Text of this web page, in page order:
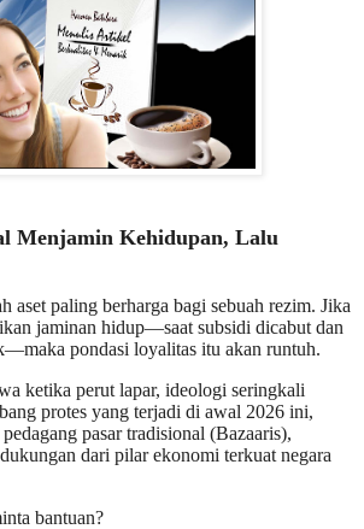
Menjamin Kehidupan, Lalu
aset paling berharga bagi sebuah rezim. Jika
jaminan hidup—saat subsidi dicabut dan
pondasi loyalitas itu akan runtuh.
ketika perut lapar, ideologi seringkali
protes yang terjadi di awal 2026 ini,
pasar tradisional (Bazaaris),
dari pilar ekonomi terkuat negara
bantuan?